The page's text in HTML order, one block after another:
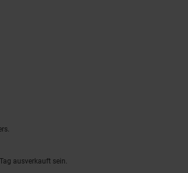
ausverkauft sein.